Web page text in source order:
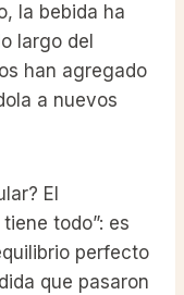
la bebida ha
largo del
han agregado
a nuevos
El
todo”: es
perfecto
que pasaron